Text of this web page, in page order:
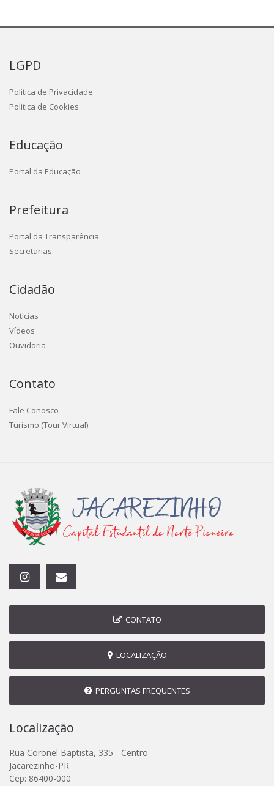
LGPD
Politica de Privacidade
Politica de Cookies
Educação
Portal da Educação
Prefeitura
Portal da Transparência
Secretarias
Cidadão
Notícias
Vídeos
Ouvidoria
Contato
Fale Conosco
Turismo (Tour Virtual)
CONTATO
LOCALIZAÇÃO
PERGUNTAS FREQUENTES
Localização
Rua Coronel Baptista, 335 - Centro
Jacarezinho-PR
Cep: 86400-000